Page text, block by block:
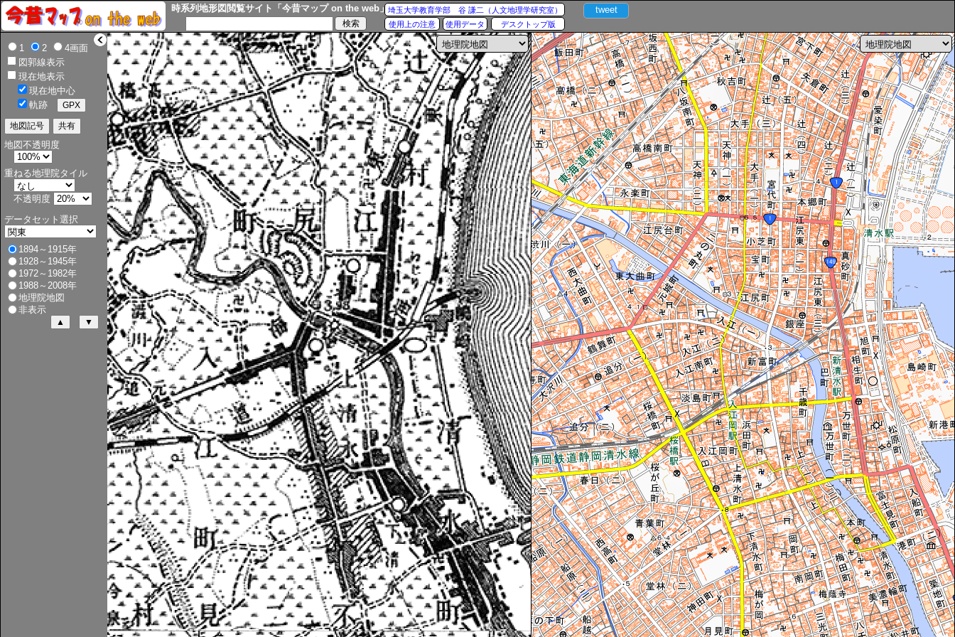
> tweet
時系列地形図閲覧サイト「今昔マップ on the web」埼玉大学教育学部 谷 謙二（人文地理学研究室）
使用上の注意
使用データ デスクトップ版
1 2
4画面
図郭線表示
現在地表示
現在地中心
軌跡
地図不透明度
重ねる地理院タイル
不透明度
データセット選択
1894～1915年
1928～1945年
1972～1982年
1988～2008年
地理院地図
非表示